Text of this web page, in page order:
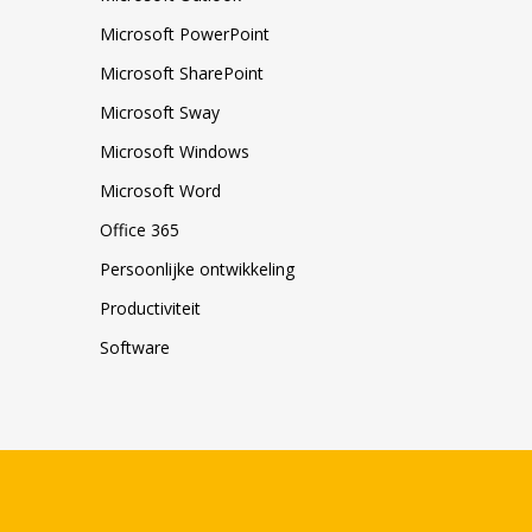
Microsoft PowerPoint
Microsoft SharePoint
Microsoft Sway
Microsoft Windows
Microsoft Word
Office 365
Persoonlijke ontwikkeling
Productiviteit
Software